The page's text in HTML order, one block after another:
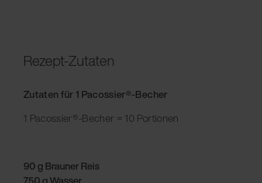
Rezept-Zutaten
Zutaten für 1 Pacossier®-Becher
1 Pacossier®-Becher = 10 Portionen
90 g Brauner Reis